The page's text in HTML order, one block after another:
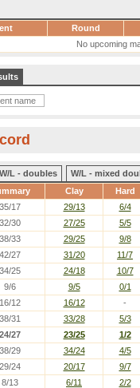
Round
No upcoming
W/L - doubles
W/L - mixed
Clay Hard
35/17 29/13
6/4
32/30 27/25
5/5
38/33 29/25
9/8
42/27 31/20
11/7
34/25 24/18
10/7
9/6 9/5
0/1
16/12 16/12
-
38/31 33/28
5/3
24/27 23/25
1/2
38/29 34/24
4/5
29/24 20/17
9/7
8/13 6/11
2/2